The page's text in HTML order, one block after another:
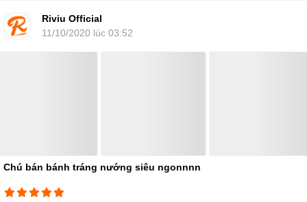
Riviu Official
11/10/2020 lúc 03:52
Chú bán bánh tráng nướng siêu ngonnnn